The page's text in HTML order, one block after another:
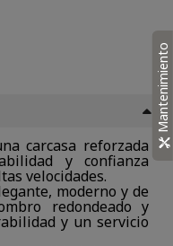
carcasa reforzada
y confianza
velocidades.
moderno y de
redondeado y
y un servicio
Mantenimiento